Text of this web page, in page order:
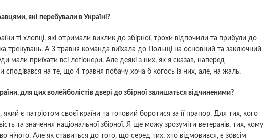
які перебували в Україні?
ті хлопці, які отримали виклик до збірної, трохи відпочили та прибули до
тренувань. А 3 травня команда виїхала до Польщі на основний та заключний
мали приїхати всі легіонери. Але деякі з них, як я сказав, наперед
на те, що 4 травня побачу хоча б когось із них, але, на жаль.
для цих волейболістів двері до збірної залишаться відчиненими?
є патріотом своєї країни та готовий боротися за її прапор. Для тих, кого
та значення національної збірної. Я ще можу зрозуміти ветеранів, тих, кому
нічого. Але як ставиться до того, що серед тих, хто відмовився, є зовсім